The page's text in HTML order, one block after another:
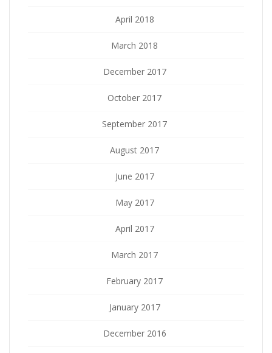
April 2018
March 2018
December 2017
October 2017
September 2017
August 2017
June 2017
May 2017
April 2017
March 2017
February 2017
January 2017
December 2016